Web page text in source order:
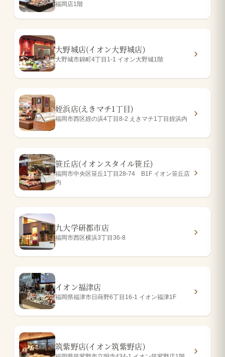
福岡店1階
大野城店(イオン大野城店)
大野城市錦町4丁目1-1 イオン大野城1階
姪浜店(えきマチ1丁目)
福岡市西区姪の浜4丁目8-2 えきマチ1丁目姪浜内
笹丘店(イオンスタイル笹丘)
福岡市中央区笹丘1丁目28-74 B1F イオン笹丘店
内
九大学研都市店
福岡市西区横浜3丁目36-8
イオン福津店
福岡県福津市日蒔野6丁目16-1 イオン福津1F
筑紫野店(イオン筑紫野店)